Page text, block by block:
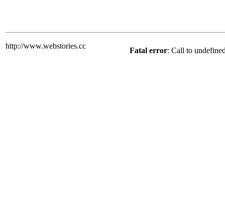
http://www.webstories.cc
Fatal error: Call to